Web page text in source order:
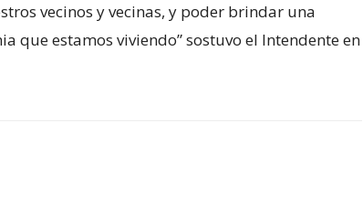
vecinos y vecinas, y poder brindar una
que estamos viviendo” sostuvo el Intendente en